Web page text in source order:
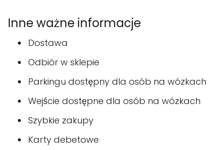
Inne ważne informacje
Dostawa
Odbiór w sklepie
Parkingu dostępny dla osób na wózkach
Wejście dostępne dla osób na wózkach
Szybkie zakupy
Karty debetowe